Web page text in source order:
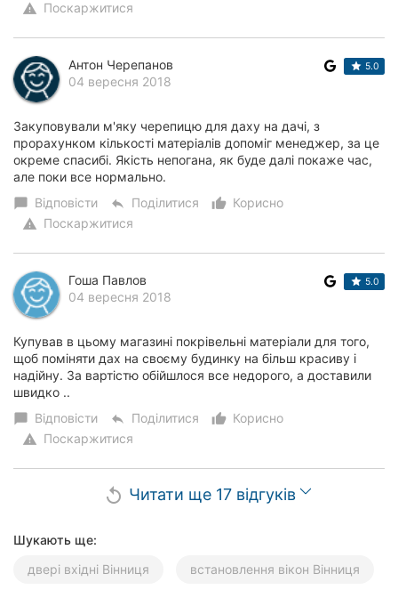
warning Поскаржитися
Антон Черепанов
04 вересня 2018
5.0
Закуповували м'яку черепицю для даху на дачі, з
прорахунком кількості матеріалів допоміг менеджер, за це
окреме спасибі. Якість непогана, як буде далі покаже час,
але поки все нормально.
chat_bubble Відповісти reply Поділитися thumb_up_alt
Корисно
warning Поскаржитися
Гоша Павлов
04 вересня 2018
5.0
Купував в цьому магазині покрівельні матеріали для того,
щоб поміняти дах на своєму будинку на більш красиву і
надійну. За вартістю обійшлося все недорого, а доставили
швидко ..
chat_bubble Відповісти reply Поділитися thumb_up_alt
Корисно
warning Поскаржитися
replay Читати ще 17 відгуків
Шукають ще:
двері вхідні Вінниця
встановлення вікон Вінниця